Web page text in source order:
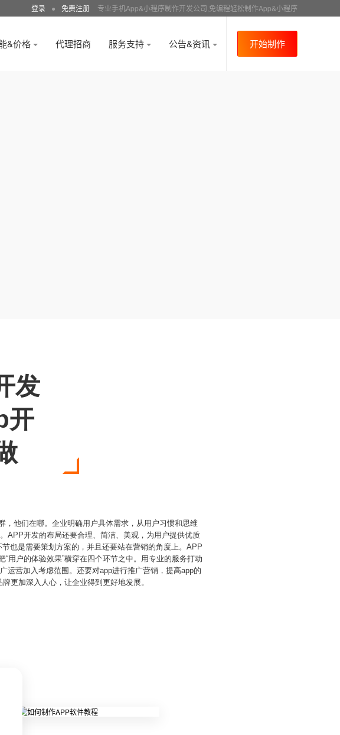
登录 ● 免费注册 专业手机App&小程序制作开发公司,免编程轻松制作App&小程序
&价格 代理招商 服务支持 公告&资讯 开始制作
发
开
，他们在哪。企业明确用户具体需求，从用户习惯和思维
APP开发的布局还要合理、简洁、美观，为用户提供优质
也是需要策划方案的，并且还要站在营销的角度上。APP
用户的体验效果”横穿在四个环节之中。用专业的服务打动
运营加入考虑范围。还要对app进行推广营销，提高app的
更加深入人心，让企业得到更好地发展。